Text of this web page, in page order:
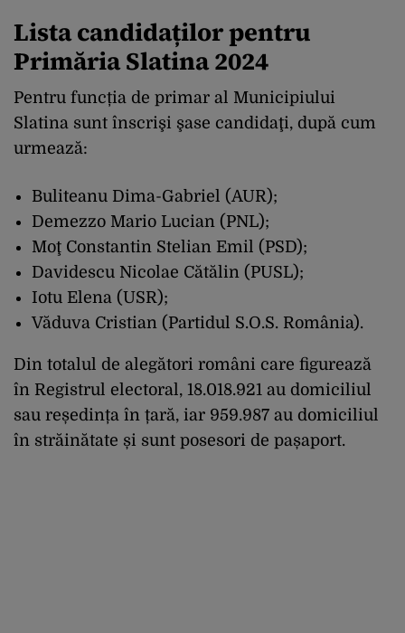
Lista candidaților pentru
Primăria Slatina 2024
Pentru funcția de primar al Municipiului
Slatina sunt înscrişi şase candidaţi, după cum
urmează:
Buliteanu Dima-Gabriel (AUR);
Demezzo Mario Lucian (PNL);
Moţ Constantin Stelian Emil (PSD);
Davidescu Nicolae Cătălin (PUSL);
Iotu Elena (USR);
Văduva Cristian (Partidul S.O.S. România).
Din totalul de alegători români care figurează
în Registrul electoral, 18.018.921 au domiciliul
sau reședința în țară, iar 959.987 au domiciliul
în străinătate și sunt posesori de pașaport.